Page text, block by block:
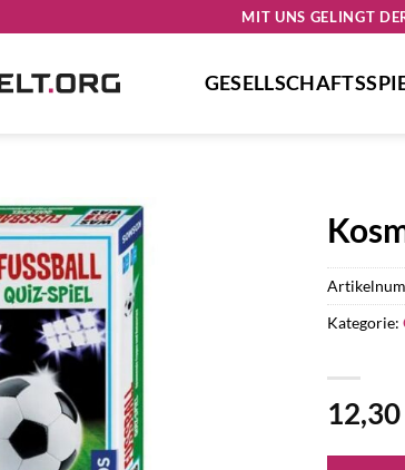
MIT UNS GELINGT
12,30
Kategorie: